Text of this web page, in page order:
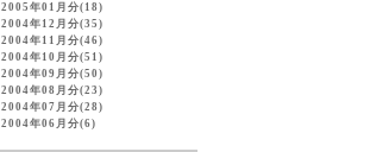
2005年01月分(18)
2004年12月分(35)
2004年11月分(46)
2004年10月分(51)
2004年09月分(50)
2004年08月分(23)
2004年07月分(28)
2004年06月分(6)